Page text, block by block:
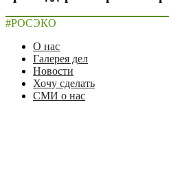
#РОСЭКО
О нас
Галерея дел
Новости
Хочу сделать
СМИ о нас